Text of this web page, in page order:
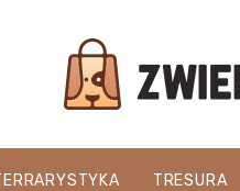
TRESURA